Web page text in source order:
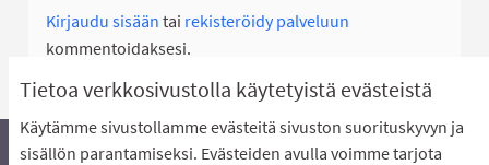
Tietoa verkkosivustolla käytetyistä evästeistä
Käytämme sivustollamme evästeitä sivuston suorituskyvyn ja
sisällön parantamiseksi. Evästeiden avulla voimme tarjota
Kirjaudu sisään tai rekisteröidy palveluun
kommentoidaksesi.